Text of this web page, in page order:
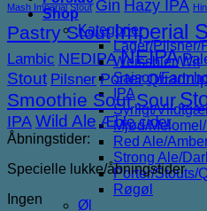
Shop
Kategorier
Lager/Pilsner/
Weissbier/Wit
Saison/
IPA
Syrligt/
Mjød/
Red Ale/
Strong Ale/
Porter/Stouts/
Røgøl
Øl
Mash Imperial Stout Gin Hazy IPA
Pastry Stout Imperial
Lambic NEDIPANEIPA
Stout Pilsner Porter
Smoothie SourSour
IPAWild Ale Æble cider
Åbningstider:
Specielle lukke/åbningstider
Ingen